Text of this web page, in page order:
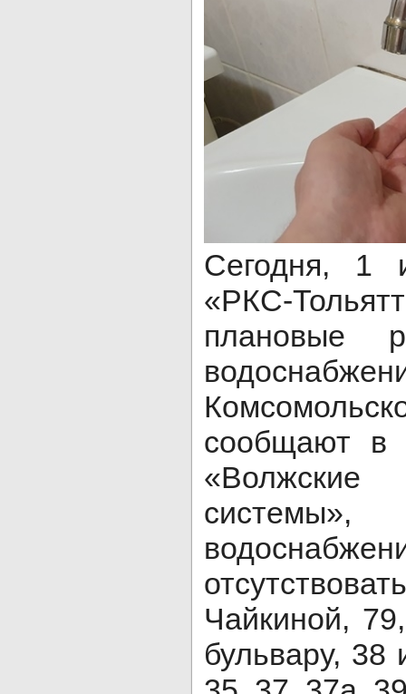
Сегодня, 1
«РКС-
плановые
сообщают в
Чайкиной,
бульвару,